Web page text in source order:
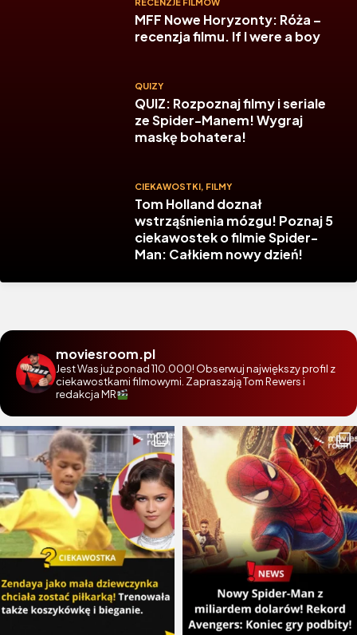
RECENZJE FILMÓW
MFF Nowe Horyzonty: Róża –
recenzja filmu. If I were a boy
QUIZY
QUIZ: Rozpoznaj filmy i seriale
ze Spider-Manem! Wygraj
maskę bohatera!
CIEKAWOSTKI, FILMY
Tom Holland doznał
wstrząśnienia mózgu! Poznaj 5
ciekawostek o filmie Spider-
Man: Całkiem nowy dzień!
moviesroom.pl
Jest Was już ponad 110.000! Obserwuj największy profil z
ciekawostkami filmowymi. Zapraszają Tom Rewers i
redakcja MR